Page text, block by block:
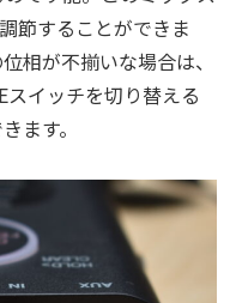
節することができま
相が不揃いな場合は、
スイッチを切り替える
ます。